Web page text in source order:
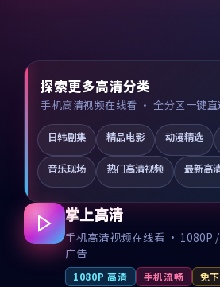
探索更多高清分类
手机高清视频在线看 · 全分区一键直
日韩剧集 精品电影 动漫精选
音乐现场 热门高清视频 最新高
掌上高清
手机高清视频在线看 · 1080P
广告
1080P 高清 手机流畅 免